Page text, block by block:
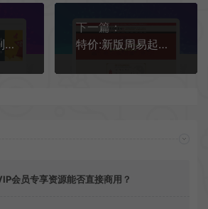
股票操盘宝典 判大势 定思维 入牛股 高清
下一篇：
特价:新版周易起名网整站源码、宝宝取名、公司起名、店铺起名、商标起名、八字起名！
会员专享资源能否直接商用？